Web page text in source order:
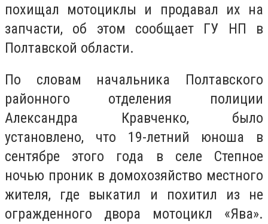
похищал мотоциклы и продавал их на
запчасти, об этом сообщает ГУ НП в
Полтавской области.
По словам начальника Полтавского
районного отделения полиции
Александра Кравченко, было
установлено, что 19-летний юноша в
сентябре этого года в селе Степное
ночью проник в домохозяйство местного
жителя, где выкатил и похитил из не
огражденного двора мотоцикл «Ява».